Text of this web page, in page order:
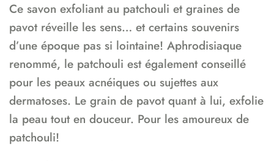
Ce savon exfoliant au patchouli et graines de
pavot réveille les sens… et certains souvenirs
d’une époque pas si lointaine! Aphrodisiaque
renommé, le patchouli est également conseillé
pour les peaux acnéiques ou sujettes aux
dermatoses. Le grain de pavot quant à lui, exfolie
la peau tout en douceur. Pour les amoureux de
patchouli!